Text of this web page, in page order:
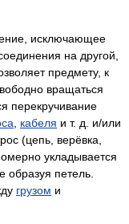
исключающее
на другой,
предмету, к
вращаться
перекручивание
кабеля и т. д. и/или
(цепь, верёвка,
укладывается
образуя петель.
грузом и